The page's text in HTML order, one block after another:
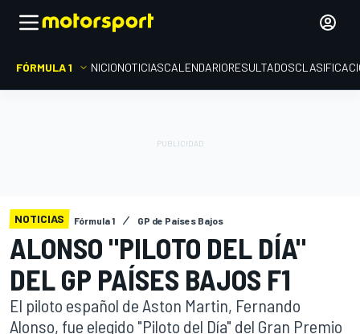
FÓRMULA 1 INICIONOTICIASCALENDARIORESULTADOS
NOTICIAS Fórmula 1 GP de Países Bajos
ALONSO "PILOTO DEL DÍA"
DEL GP PAÍSES BAJOS F1
El piloto español de Aston Martin, Fernando
Alonso, fue elegido "Piloto del Día" del Gran Premio